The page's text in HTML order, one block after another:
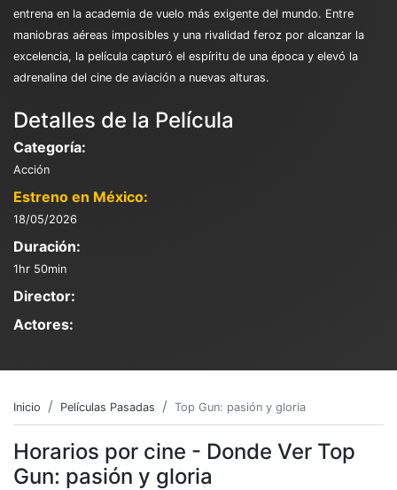
entrena en la academia de vuelo más exigente del mundo. Entre
maniobras aéreas imposibles y una rivalidad feroz por alcanzar la
excelencia, la película capturó el espíritu de una época y elevó la
adrenalina del cine de aviación a nuevas alturas.
Detalles de la Película
Categoría:
Acción
Estreno en México:
18/05/2026
Duración:
1hr 50min
Director:
Actores:
Inicio Películas Pasadas Top Gun: pasión y gloria
Horarios por cine - Donde Ver Top
Gun: pasión y gloria